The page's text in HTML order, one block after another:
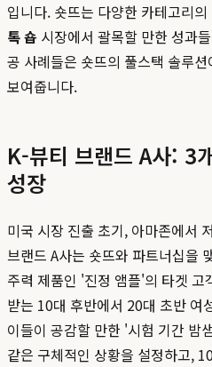
입니다. 숏뜨는 다양한 카테고리
톡 숍 시장에서 괄목할 만한 성과
공 사례들은 숏뜨의 풀스택 솔루
보여줍니다.
K-뷰티 브랜드 A사: 3
성장
미국 시장 진출 초기, 아마존에서
브랜드 A사는 숏뜨와 파트너십을
주력 제품인 '진정 앰플'의 타겟
받는 10대 후반에서 20대 초반 여
이들이 공감할 만한 '시험 기간 밤
같은 구체적인 상황을 설정하고,